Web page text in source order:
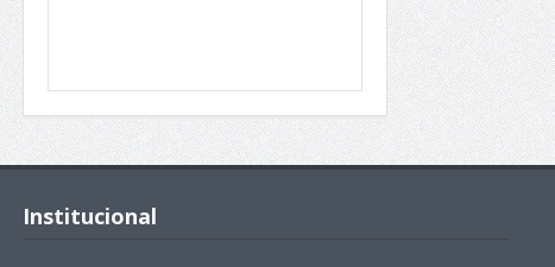
Institucional